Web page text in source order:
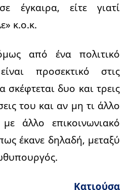
έγκαιρα, είτε γιατί
κ.ο.κ.
από ένα πολιτικό
προσεκτικό στις
σκέφτεται δυο και τρεις
του και αν μη τι άλλο
άλλο επικοινωνιακό
έκανε δηλαδή, μεταξύ
Κατιούσα